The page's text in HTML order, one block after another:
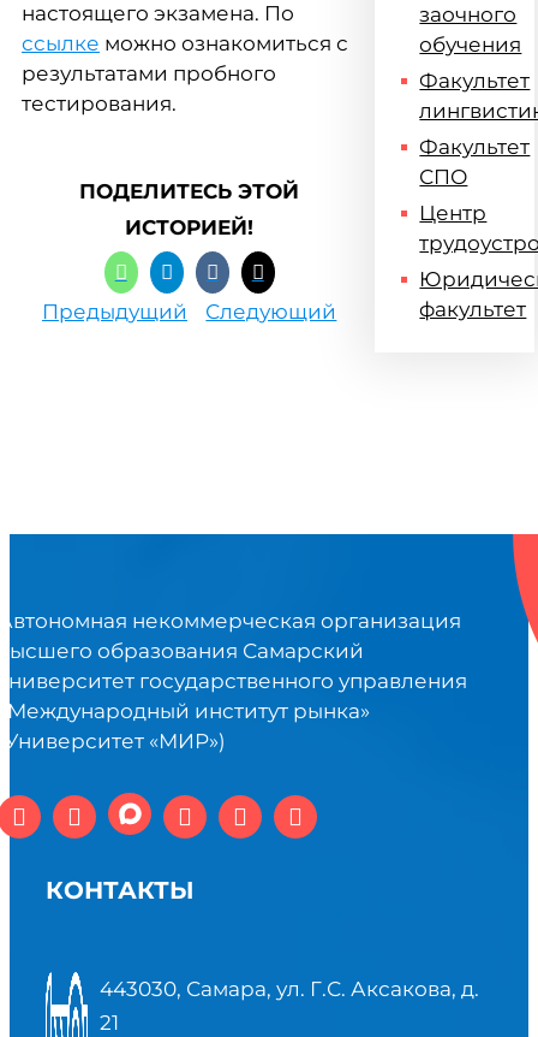
настоящего экзамена. По
ссылке можно ознакомиться с
результатами пробного
тестирования.
ПОДЕЛИТЕСЬ ЭТОЙ
ИСТОРИЕЙ!
Предыдущий Следующий
заочного
обучения
Факультет
Факультет
СПО
Центр
факультет
некоммерческая организация
образования Самарский
государственного управления
институт рынка»
«МИР»)
КОНТАКТЫ
443030, Самара, ул. Г.С. Аксакова, д.
21